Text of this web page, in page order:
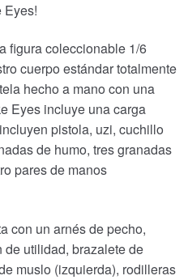
Eyes!
figura coleccionable 1/6
cuerpo estándar totalmente
hecho a mano con una
Eyes incluye una carga
pistola, uzi, cuchillo
de humo, tres granadas
pares de manos
con un arnés de pecho,
utilidad, brazalete de
muslo (izquierda), rodilleras